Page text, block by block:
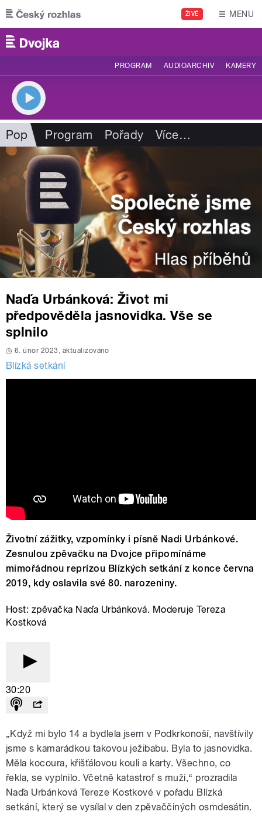
Přejít k hlavnímu obsahu
ŽIVĚ MENU
PROGRAM AUDIOARCHIV KAMERY
Pop Program Pořady Více…
Naďa Urbánková: Život mi
předpověděla jasnovidka. Vše se
splnilo
6. únor 2023, aktualizováno
Blízká setkání
Životní zážitky, vzpomínky i písně Nadi Urbánkové.
Zesnulou zpěvačku na Dvojce připomínáme
mimořádnou reprízou Blízkých setkání z konce června
2019, kdy oslavila své 80. narozeniny.
Host: zpěvačka Naďa Urbánková. Moderuje Tereza
Kostková
30:20
„Když mi bylo 14 a bydlela jsem v Podkrkonoší, navštívily
jsme s kamarádkou takovou ježibabu. Byla to jasnovidka.
Měla kocoura, křišťálovou kouli a karty. Všechno, co
řekla, se vyplnilo. Včetně katastrof s muži,“ prozradila
Naďa Urbánková Tereze Kostkové v pořadu Blízká
setkání, který se vysílal v den zpěvaččiných osmdesátin.